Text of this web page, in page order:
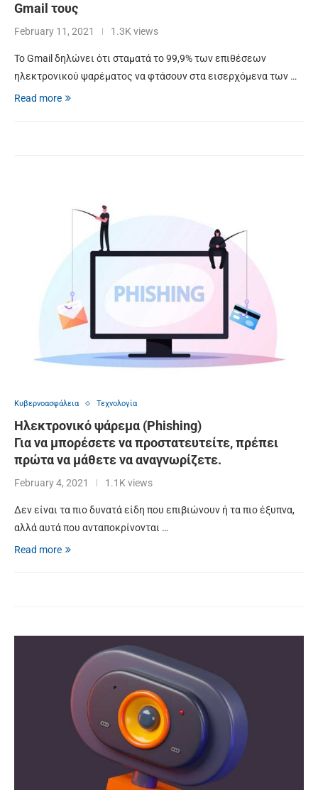
Gmail τους
February 11, 2021 1.3K views
Το Gmail δηλώνει ότι σταματά το 99,9% των επιθέσεων
ηλεκτρονικού ψαρέματος να φτάσουν στα εισερχόμενα των …
Read more
Κυβερνοασφάλεια Τεχνολογία
Ηλεκτρονικό ψάρεμα (Phishing)
Για να μπορέσετε να προστατευτείτε, πρέπει
πρώτα να μάθετε να αναγνωρίζετε.
February 4, 2021 1.1K views
Δεν είναι τα πιο δυνατά είδη που επιβιώνουν ή τα πιο έξυπνα,
αλλά αυτά που ανταποκρίνονται …
Read more